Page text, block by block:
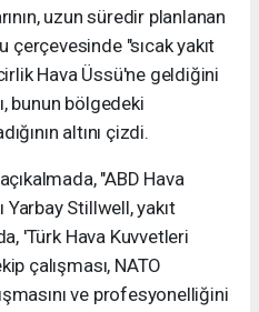
uzun süredir planlanan
"sıcak yakıt
Hava Üssü'ne geldiğini
bunun bölgedeki
altını çizdi.
"ABD Hava
Yarbay Stillwell, yakıt
'Türk Hava Kuvvetleri
çalışması, NATO
ve profesyonelliğini